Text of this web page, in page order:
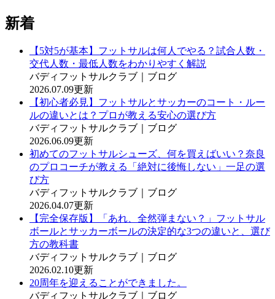
新着
【5対5が基本】フットサルは何人でやる？試合人数・
交代人数・最低人数をわかりやすく解説
バディフットサルクラブ｜ブログ
2026.07.09更新
【初心者必見】フットサルとサッカーのコート・ルー
ルの違いとは？プロが教える安心の選び方
バディフットサルクラブ｜ブログ
2026.06.09更新
初めてのフットサルシューズ、何を買えばいい？奈良
のプロコーチが教える「絶対に後悔しない」一足の選
び方
バディフットサルクラブ｜ブログ
2026.04.07更新
【完全保存版】「あれ、全然弾まない？」フットサル
ボールとサッカーボールの決定的な3つの違いと、選び
方の教科書
バディフットサルクラブ｜ブログ
2026.02.10更新
20周年を迎えることができました。
バディフットサルクラブ｜ブログ